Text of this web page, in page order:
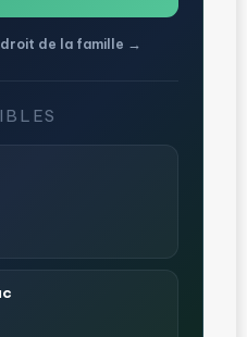
de la famille →